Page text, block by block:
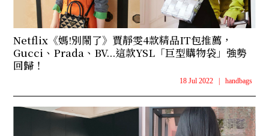
Netflix《媽!別鬧了》賈靜雯4款精品IT包推薦，
Gucci、Prada、BV...這款YSL「巨型購物袋」強勢
回歸！
18 Jul 2022 | handbags